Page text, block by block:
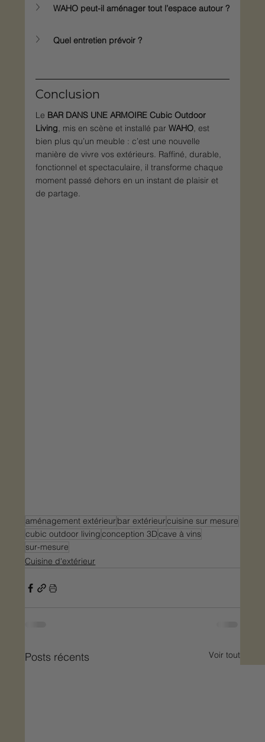
WAHO peut-il aménager tout l’espace autour ?
Quel entretien prévoir ?
Conclusion
Le BAR DANS UNE ARMOIRE Cubic Outdoor
Living, mis en scène et installé par WAHO, est
bien plus qu’un meuble : c’est une nouvelle
manière de vivre vos extérieurs. Raffiné, durable,
fonctionnel et spectaculaire, il transforme chaque
moment passé dehors en un instant de plaisir et
de partage.
aménagement extérieur bar extérieurcuisine sur mesure
cubic outdoor livingconception 3Dcave à vins
sur-mesure
Cuisine d'extérieur
Posts récents Voir tout